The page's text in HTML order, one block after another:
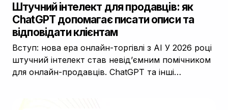
Штучний інтелект для продавців: як
ChatGPT допомагає писати описи та
відповідати клієнтам
Вступ: нова ера онлайн-торгівлі з AI У 2026 році
штучний інтелект став невід’ємним помічником
для онлайн-продавців. ChatGPT та інші…